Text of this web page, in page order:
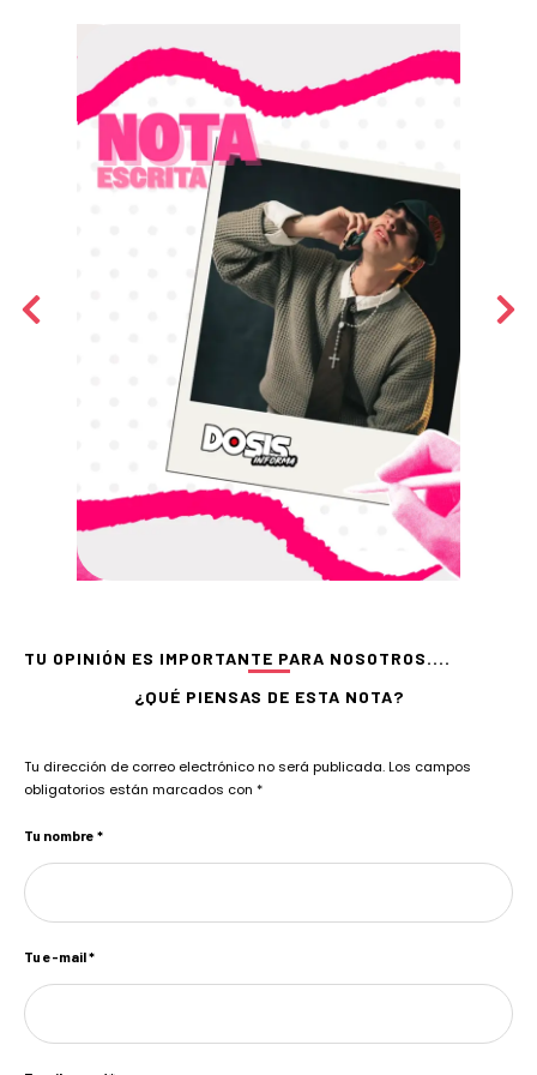
sobre denim
no siempre es algo malo… aunque depende del
una nueva oportunidad a un jean denim que funcionaba
Cómo adaptar
internacional al
En Pereira, seguir tendencias
Aunque en redes sociales predominan
CLIC Y LEE MÁS
TU OPINIÓN ES IMPORTANTE PARA NOSOTROS....
¿QUÉ PIENSAS DE ESTA NOTA?
Tu dirección de correo electrónico no será publicada.Los campos
obligatorios están marcados con *
Tu nombre *
Tu e-mail *